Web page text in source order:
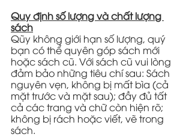
Quy định số lượng và chất lượng
sách
Qũy không giới hạn số lượng, quý
bạn có thể quyên góp sách mới
hoặc sách cũ. Với sách cũ vui lòng
đảm bảo những tiêu chí sau: Sách
nguyên vẹn, không bị mất bìa (cả
mặt trước và mặt sau); đầy đủ tất
cả các trang và chữ còn hiện rõ;
không bị rách hoặc viết, vẽ trong
sách.